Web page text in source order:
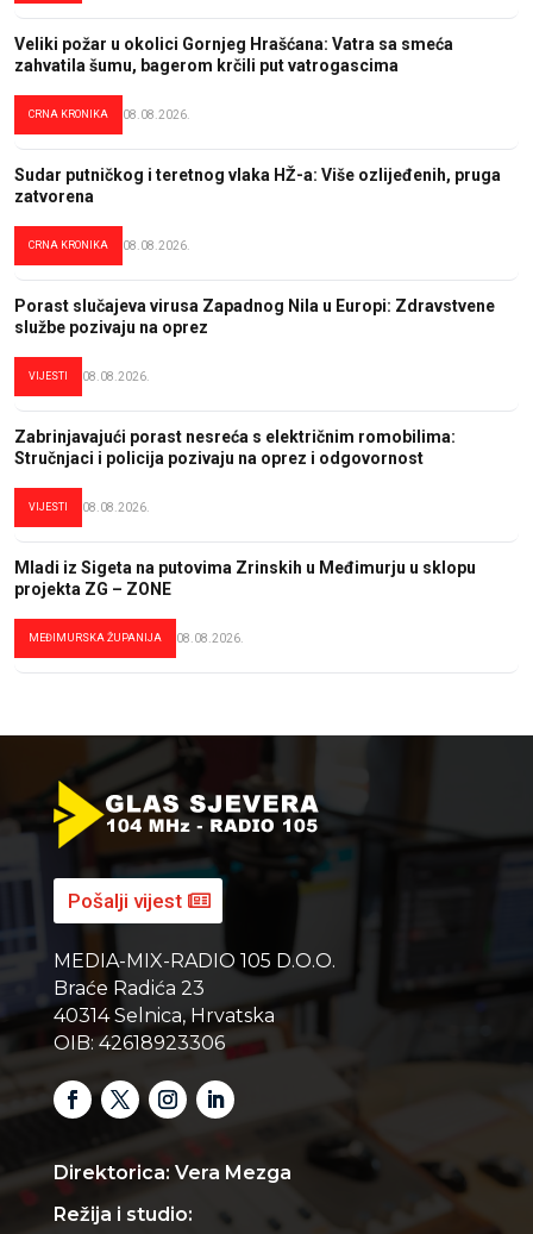
Veliki požar u okolici Gornjeg Hrašćana: Vatra sa smeća
zahvatila šumu, bagerom krčili put vatrogascima
CRNA KRONIKA 08.08.2026.
Sudar putničkog i teretnog vlaka HŽ-a: Više ozlijeđenih, pruga
zatvorena
CRNA KRONIKA 08.08.2026.
Porast slučajeva virusa Zapadnog Nila u Europi: Zdravstvene
službe pozivaju na oprez
VIJESTI 08.08.2026.
Zabrinjavajući porast nesreća s električnim romobilima:
Stručnjaci i policija pozivaju na oprez i odgovornost
VIJESTI 08.08.2026.
Mladi iz Sigeta na putovima Zrinskih u Međimurju u sklopu
projekta ZG – ZONE
MEĐIMURSKA ŽUPANIJA 08.08.2026.
Pošalji vijest
MEDIA-MIX-RADIO 105 D.O.O.
Braće Radića 23
40314 Selnica, Hrvatska
OIB: 42618923306
Direktorica: Vera Mezga
Režija i studio: